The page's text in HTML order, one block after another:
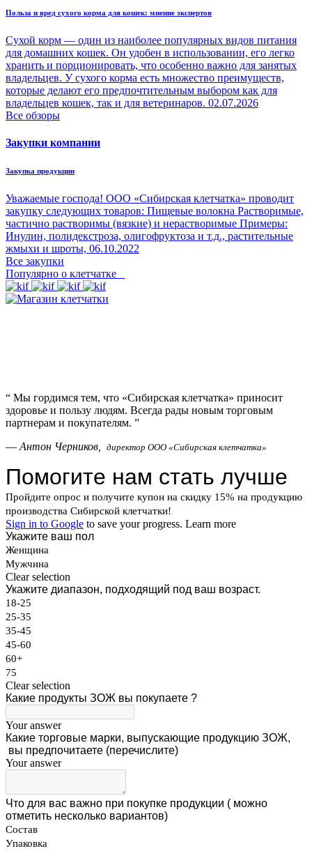
Польза и вред сухого корма для кошек: мнение экспертов
Сухой корм — один из наиболее популярных видов питания
для домашних кошек. Он удобен в использовании, его легко
хранить и порционировать, что особенно важно для занятых
владельцев. У сухого корма есть множество преимуществ,
которые делают его предпочтительным выбором как для
владельцев кошек, так и для ветеринаров. 02.07.2026
Все обзоры
Закупки компании
Закупка продукции
Уважаемые господа! ООО «Сибирская клетчатка» проводит
закупку следующих товаров: Пищевые волокна Растворимые,
частично растворимы (вязкие) и нерастворимые Примеры:
Инулин, полидекстроза, олигофруктоза и т.д., растительные
жмыхи и шроты, 06.10.2022
Все закупки
Популярно о клетчатке
“ Мы гордимся тем, что «Сибирская клетчатка» приносит
здоровье и пользу людям. Всегда рады новым торговым
партнерам и покупателям. ”
— Антон Черников, директор ООО «Сибирская клетчатка»